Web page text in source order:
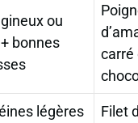
ou
bonnes
carré
légères
Filet